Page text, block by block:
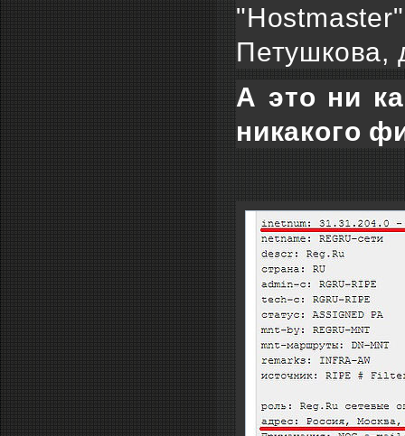
Петушкова,
А это ни
никакого